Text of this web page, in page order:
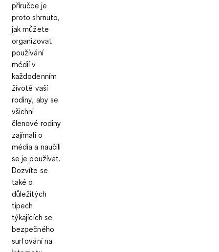
příručce je
proto shrnuto,
jak můžete
organizovat
používání
médií v
každodenním
životě vaší
rodiny, aby se
všichni
členové rodiny
zajímali o
média a naučili
se je používat.
Dozvíte se
také o
důležitých
tipech
týkajících se
bezpečného
surfování na